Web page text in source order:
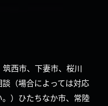
西市、下妻市、桜川
（場合によっては対応
）ひたちなか市、常陸